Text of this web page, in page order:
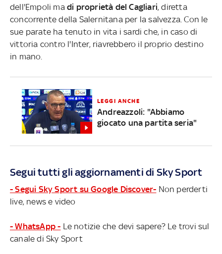
dell'Empoli ma di proprietà del Cagliari, diretta
concorrente della Salernitana per la salvezza. Con le
sue parate ha tenuto in vita i sardi che, in caso di
vittoria contro l'Inter, riavrebbero il proprio destino
in mano.
LEGGI ANCHE
Andreazzoli: "Abbiamo
giocato una partita seria"
Segui tutti gli aggiornamenti di Sky Sport
- Segui Sky Sport su Google Discover- Non perderti
live, news e video
- WhatsApp - Le notizie che devi sapere? Le trovi sul
canale di Sky Sport